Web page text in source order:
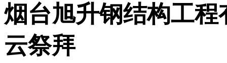
烟台旭升钢结构工
云祭拜